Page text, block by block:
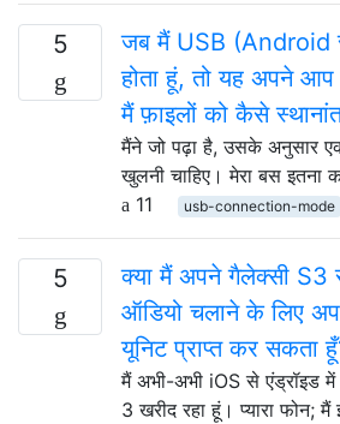
5
जब मैं USB
होता हूं, तो यह अपने आप
मैं फ़ाइलों को कैसे
मैंने जो पढ़ा है, उसके अनुसार
खुलनी चाहिए। मेरा बस इतना
11
usb-connection-mode
5
क्या मैं अपने गैलेक्सी S3
ऑडियो चलाने के लिए
यूनिट प्राप्त कर सकता
मैं अभी-अभी iOS से एंड्रॉइड
3 खरीद रहा हूं। प्यारा फोन; मैं